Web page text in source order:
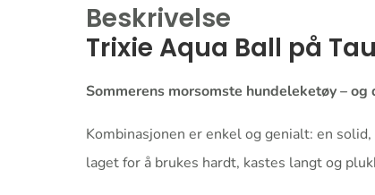
Beskrivelse
Trixie Aqua Ball på
Sommerens morsomste hundeleketøy –
Kombinasjonen er enkel og genialt: en
laget for å brukes hardt, kastes langt og